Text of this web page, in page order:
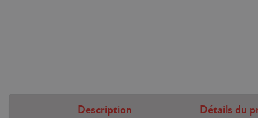
Description Détails du